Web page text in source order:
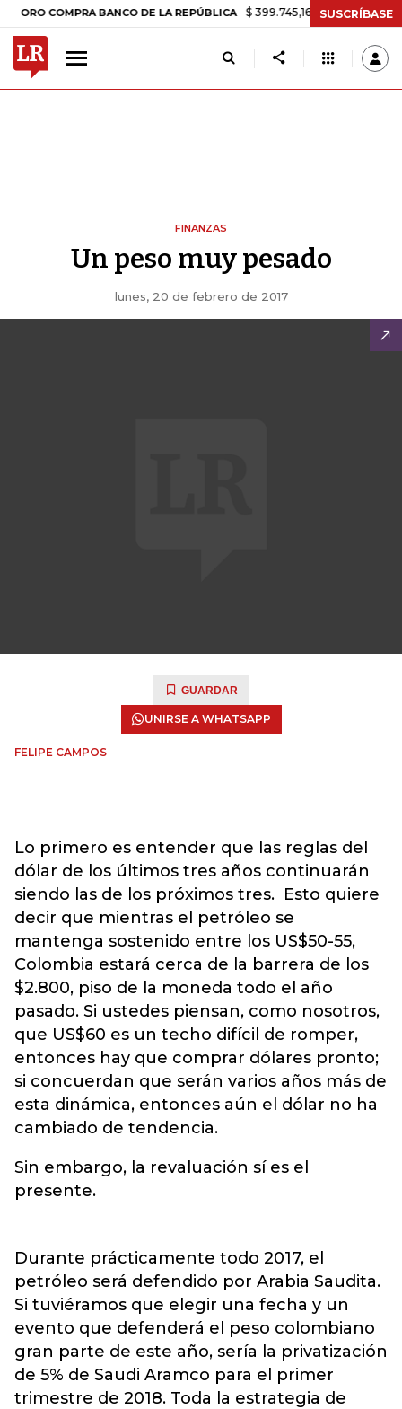
COMPRA BANCO DE LA REPÚBLICA $ 399.745,16 +$ 2.295,71 +0,58%
SUSCRÍBASE
FINANZAS
Un peso muy pesado
lunes, 20 de febrero de 2017
GUARDAR
UNIRSE A WHATSAPP
FELIPE CAMPOS
Lo primero es entender que las reglas del
dólar de los últimos tres años continuarán
siendo las de los próximos tres. Esto quiere
decir que mientras el petróleo se
mantenga sostenido entre los US$50-55,
Colombia estará cerca de la barrera de los
$2.800, piso de la moneda todo el año
pasado. Si ustedes piensan, como nosotros,
que US$60 es un techo difícil de romper,
entonces hay que comprar dólares pronto;
si concuerdan que serán varios años más de
esta dinámica, entonces aún el dólar no ha
cambiado de tendencia.
Sin embargo, la revaluación sí es el
presente.
Durante prácticamente todo 2017, el
petróleo será defendido por Arabia Saudita.
Si tuviéramos que elegir una fecha y un
evento que defenderá el peso colombiano
gran parte de este año, sería la privatización
de 5% de Saudi Aramco para el primer
trimestre de 2018. Toda la estrategia de